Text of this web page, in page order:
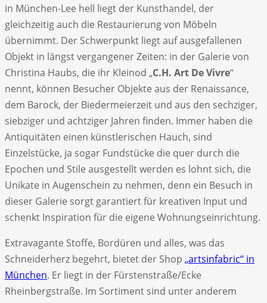
in München-Lee hell liegt der Kunsthandel, der
gleichzeitig auch die Restaurierung von Möbeln
übernimmt. Der Schwerpunkt liegt auf ausgefallenen
Objekt in längst vergangener Zeiten: in der Galerie von
Christina Haubs, die ihr Kleinod „C.H. Art De Vivre“
nennt, können Besucher Objekte aus der Renaissance,
dem Barock, der Biedermeierzeit und aus den sechziger,
siebziger und achtziger Jahren finden. Immer haben die
Antiquitäten einen künstlerischen Hauch, sind
Einzelstücke, ja sogar Fundstücke die quer durch die
Epochen und Stile ausgestellt werden es lohnt sich, die
Unikate in Augenschein zu nehmen, denn ein Besuch in
dieser Galerie sorgt garantiert für kreativen Input und
schenkt Inspiration für die eigene Wohnungseinrichtung.
Extravagante Stoffe, Bordüren und alles, was das
Schneiderherz begehrt, bietet der Shop „artsinfabric“ in
München. Er liegt in der Fürstenstraße/Ecke
Rheinbergstraße. Im Sortiment sind unter anderem